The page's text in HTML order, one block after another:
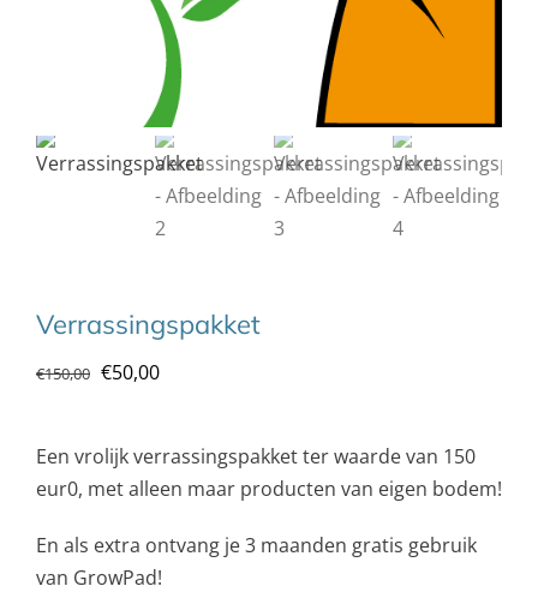
Verrassingspakket
€150,00 Oorspronkelijke
€150,00.
€50,00Huidige
€50,00.
Een vrolijk verrassingspakket ter waarde van 150
eur0, met alleen maar producten van eigen bodem!
En als extra ontvang je 3 maanden gratis gebruik
van GrowPad!